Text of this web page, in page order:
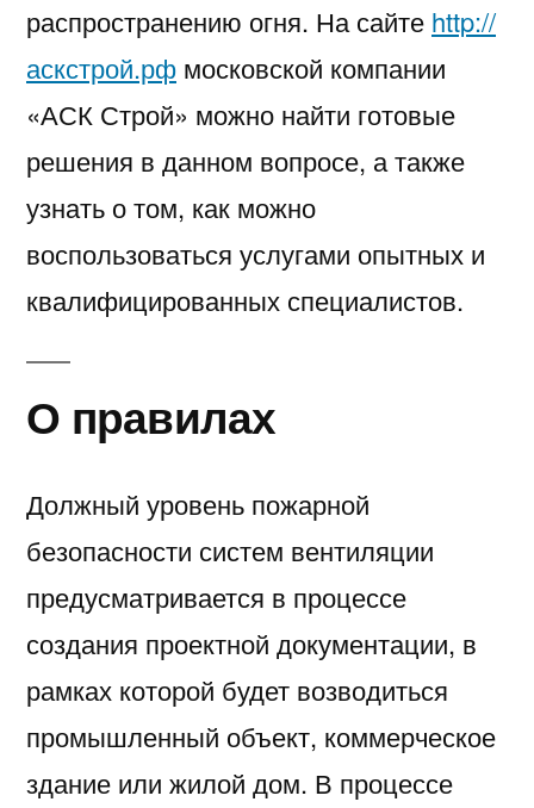
распространению огня. На сайте http://
аскстрой.рф московской компании
«АСК Строй» можно найти готовые
решения в данном вопросе, а также
узнать о том, как можно
воспользоваться услугами опытных и
квалифицированных специалистов.
О правилах
Должный уровень пожарной
безопасности систем вентиляции
предусматривается в процессе
создания проектной документации, в
рамках которой будет возводиться
промышленный объект, коммерческое
здание или жилой дом. В процессе